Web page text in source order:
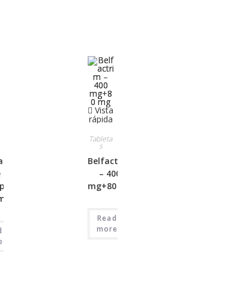
Vista
rápida
Tableta
s
Belfactrim
– 400
mg+80 mg
Read
more